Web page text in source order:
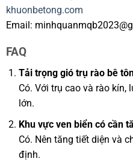
khuonbetong.com
Email:
FAQ
Tải trọng gió trụ rào bê
Có. Với trụ cao và rào kín,
lớn.
Khu vực ven biển có cần
Có. Nên tăng tiết diện và
định.